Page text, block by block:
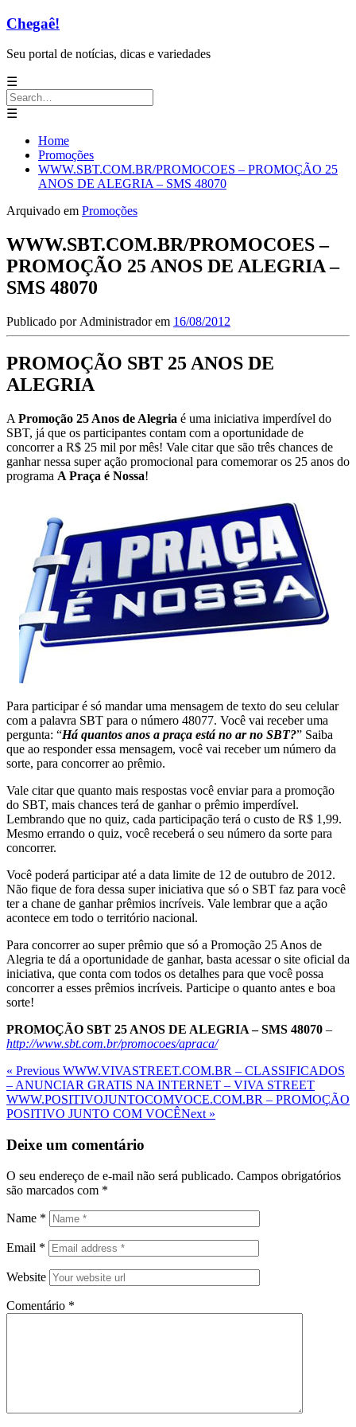
Chegaê!
Seu portal de notícias, dicas e variedades
☰
Search
for:
☰
Home
Promoções
WWW.SBT.COM.BR/PROMOCOES – PROMOÇÃO 25
ANOS DE ALEGRIA – SMS 48070
Arquivado em Promoções
WWW.SBT.COM.BR/PROMOCOES –
PROMOÇÃO 25 ANOS DE ALEGRIA –
SMS 48070
Publicado por Administradorem 16/08/2012
PROMOÇÃO SBT 25 ANOS DE
ALEGRIA
A Promoção 25 Anos de Alegria é uma iniciativa imperdível do
SBT, já que os participantes contam com a oportunidade de
concorrer a R$ 25 mil por mês! Vale citar que são três chances de
ganhar nessa super ação promocional para comemorar os 25 anos do
programa A Praça é Nossa!
Para participar é só mandar uma mensagem de texto do seu celular
com a palavra SBT para o número 48077. Você vai receber uma
pergunta: “Há quantos anos a praça está no ar no SBT?” Saiba
que ao responder essa mensagem, você vai receber um número da
sorte, para concorrer ao prêmio.
Vale citar que quanto mais respostas você enviar para a promoção
do SBT, mais chances terá de ganhar o prêmio imperdível.
Lembrando que no quiz, cada participação terá o custo de R$ 1,99.
Mesmo errando o quiz, você receberá o seu número da sorte para
concorrer.
Você poderá participar até a data limite de 12 de outubro de 2012.
Não fique de fora dessa super iniciativa que só o SBT faz para você
ter a chane de ganhar prêmios incríveis. Vale lembrar que a ação
acontece em todo o território nacional.
Para concorrer ao super prêmio que só a Promoção 25 Anos de
Alegria te dá a oportunidade de ganhar, basta acessar o site oficial da
iniciativa, que conta com todos os detalhes para que você possa
concorrer a esses prêmios incríveis. Participe o quanto antes e boa
sorte!
PROMOÇÃO SBT 25 ANOS DE ALEGRIA – SMS 48070 –
http://www.sbt.com.br/promocoes/apraca/
Navegação
de
Post
Previous
Post
« Previous WWW.VIVASTREET.COM.BR – CLASSIFICADOS
– ANUNCIAR GRATIS NA INTERNET – VIVA STREET
Next
Post
WWW.POSITIVOJUNTOCOMVOCE.COM.BR – PROMOÇÃO
POSITIVO JUNTO COM VOCÊNext »
Deixe um comentário
O seu endereço de e-mail não será publicado. Campos obrigatórios
são marcados com *
Name *
Email *
Website
Comentário *